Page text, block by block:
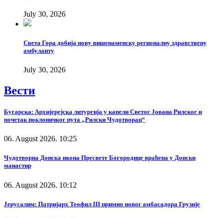
July 30, 2026
Света Гора добија нову вишенаменску регионалну здравствену
амбуланту
July 30, 2026
Вести
Бугарска: Архијерејска литургија у капели Светог Јована Рилског и
почетак поклоничког пута „Рилски Чудотворац“
06. August 2026. 10:25
Чудотворна Донска икона Пресвете Богородице враћена у Донски
манастир
06. August 2026. 10:12
Јерусалим: Патријарх Теофил III примио новог амбасадора Грузије